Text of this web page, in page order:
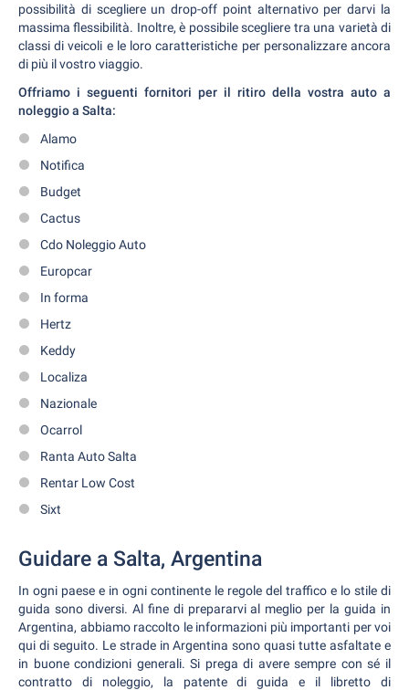
possibilità di scegliere un drop-off point alternativo per darvi la
massima flessibilità. Inoltre, è possibile scegliere tra una varietà di
classi di veicoli e le loro caratteristiche per personalizzare ancora
di più il vostro viaggio.
Offriamo i seguenti fornitori per il ritiro della vostra auto a
noleggio a Salta:
Alamo
Notifica
Budget
Cactus
Cdo Noleggio Auto
Europcar
In forma
Hertz
Keddy
Localiza
Nazionale
Ocarrol
Ranta Auto Salta
Rentar Low Cost
Sixt
Guidare a Salta, Argentina
In ogni paese e in ogni continente le regole del traffico e lo stile di
guida sono diversi. Al fine di prepararvi al meglio per la guida in
Argentina, abbiamo raccolto le informazioni più importanti per voi
qui di seguito. Le strade in Argentina sono quasi tutte asfaltate e
in buone condizioni generali. Si prega di avere sempre con sé il
contratto di noleggio, la patente di guida e il libretto di